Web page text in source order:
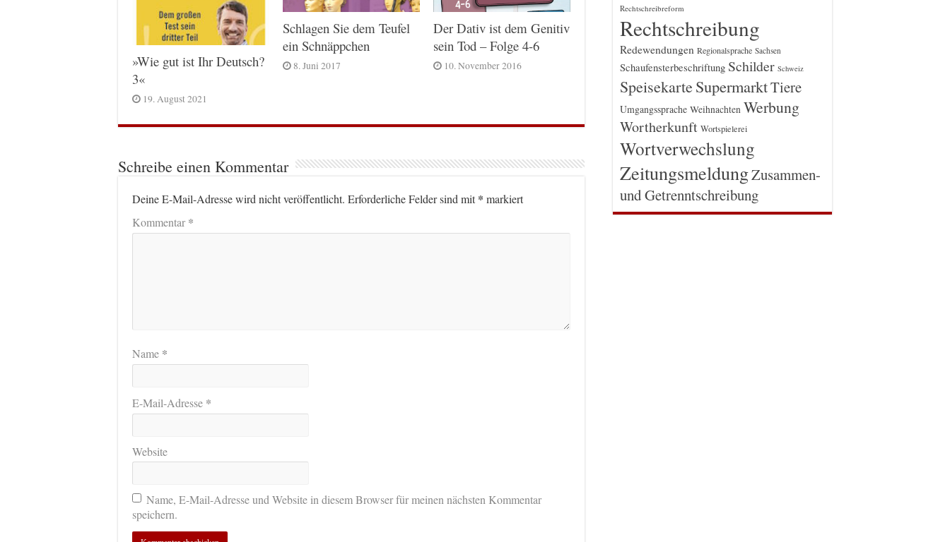
»Wie gut ist Ihr Deutsch?
3«
19. August 2021
Schlagen Sie dem Teufel
ein Schnäppchen
8. Juni 2017
Der Dativ ist dem Genitiv
sein Tod – Folge 4-6
10. November 2016
Schreibe einen Kommentar
Deine E-Mail-Adresse wird nicht veröffentlicht. Erforderliche Felder sind mit* markiert
Kommentar*
Name *
E-Mail-Adresse *
Website
Name, E-Mail-Adresse und Website in diesem Browser für meinen nächsten Kommentar
speichern.
Rechtschreibreform
Rechtschreibung
Redewendungen Regionalsprache Sachsen
Schaufensterbeschriftung Schilder Schweiz
Speisekarte SupermarktTiere
Umgangssprache Weihnachten Werbung
Wortherkunft Wortspielerei
Wortverwechslung
ZeitungsmeldungZusammen-
und Getrenntschreibung